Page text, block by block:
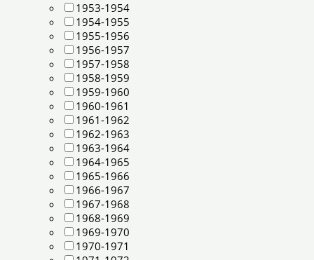
1953-1954
1954-1955
1955-1956
1956-1957
1957-1958
1958-1959
1959-1960
1960-1961
1961-1962
1962-1963
1963-1964
1964-1965
1965-1966
1966-1967
1967-1968
1968-1969
1969-1970
1970-1971